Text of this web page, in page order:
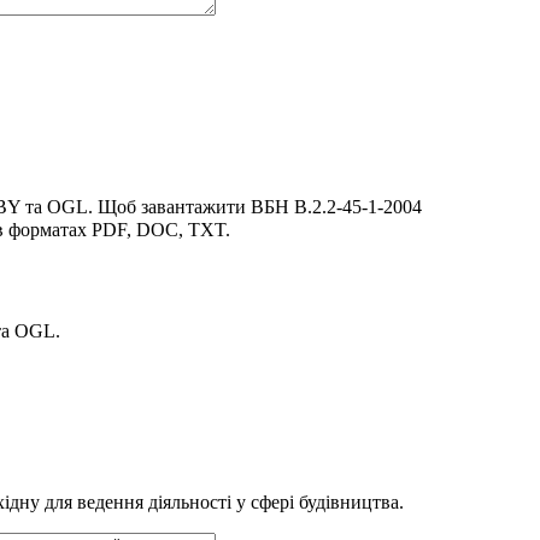
BY та OGL. Щоб завантажити ВБН В.2.2-45-1-2004
форматах PDF, DOC, TXT.
OGL.
для ведення діяльності у сфері будівництва.